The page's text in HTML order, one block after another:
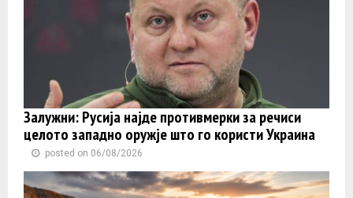
Залужни: Русија најде противмерки за речиси
целото западно оружје што го користи Украина
posted on 06/08/2026